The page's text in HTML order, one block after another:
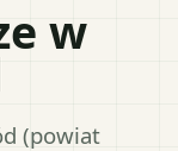
w
(powiat